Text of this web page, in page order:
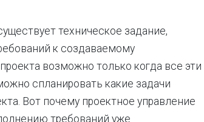
техническое задание,
к создаваемому
возможно только когда все эти
спланировать какие задачи
Вот почему проектное управление
требований уже